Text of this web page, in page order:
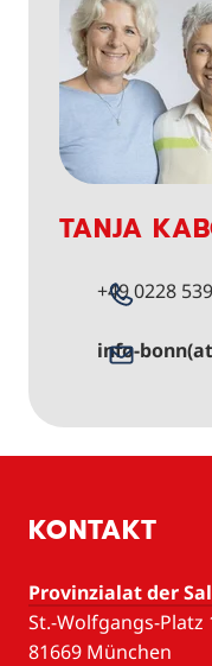
TANJA
+49 0228
info-
KONTAKT
Provinzialat der
St.-Wolfgangs-Platz
81669 München